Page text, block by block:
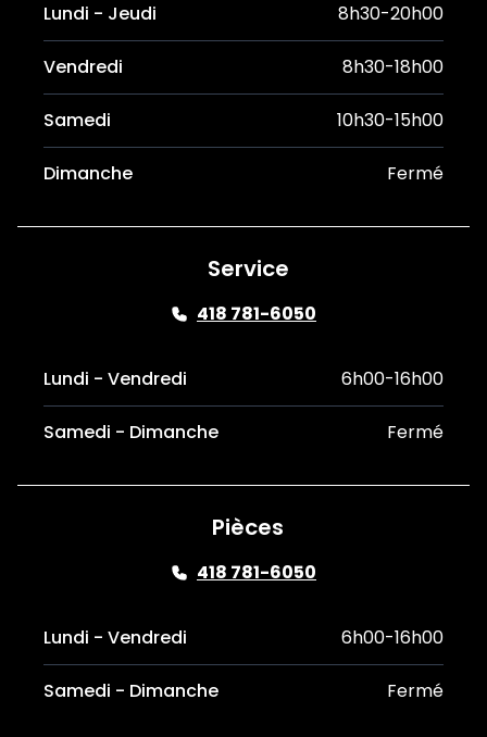
Lundi - Jeudi 8h30-20h00
Vendredi 8h30-18h00
Samedi 10h30-15h00
Dimanche Fermé
Service
418 781-6050
Lundi - Vendredi 6h00-16h00
Samedi - Dimanche Fermé
Pièces
418 781-6050
Lundi - Vendredi 6h00-16h00
Samedi - Dimanche Fermé